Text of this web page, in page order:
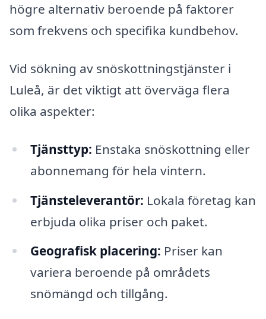
högre alternativ beroende på faktorer
som frekvens och specifika kundbehov.
Vid sökning av snöskottningstjänster i
Luleå, är det viktigt att överväga flera
olika aspekter:
Tjänsttyp: Enstaka snöskottning eller
abonnemang för hela vintern.
Tjänsteleverantör: Lokala företag kan
erbjuda olika priser och paket.
Geografisk placering: Priser kan
variera beroende på områdets
snömängd och tillgång.